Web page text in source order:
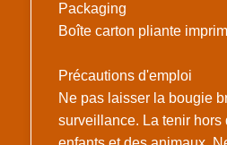
Packaging
Boîte carton pliante
Précautions d'emploi
Ne pas laisser la bougie
surveillance. La tenir hors